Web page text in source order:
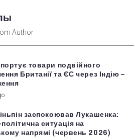
Author
товари подвійного
Британії та ЄС через Індію –
заспокоював Лукашенка:
ситуація на
напрямі (червень 2026)